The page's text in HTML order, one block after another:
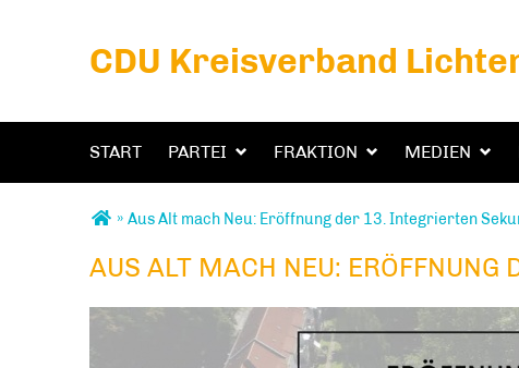
CDU Kreisverband
START PARTEI FRAKTION MEDIEN
Sie sind hier
» Aus Alt mach Neu: Eröffnung der 13. Integrierten
AUS ALT MACH NEU: ERÖFFNUNG DER
AUS ALT MACH NEU: ERÖFFNUNG